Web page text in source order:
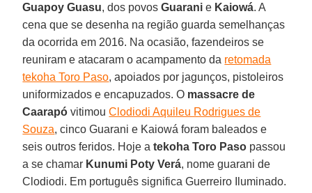
Guapoy Guasu, dos povosGuarani e Kaiowá. A
cena que se desenha na região guarda semelhanças
da ocorrida em 2016. Na ocasião, fazendeiros se
reuniram e atacaram o acampamento da retomada
tekoha Toro Paso, apoiados por jagunços, pistoleiros
uniformizados e encapuzados. O massacre de
Caarapó vitimouClodiodi Aquileu Rodrigues de
Souza, cinco Guarani e Kaiowá foram baleados e
seis outros feridos. Hoje atekoha Toro Paso passou
a se chamar Kunumi Poty Verá, nome guarani de
Clodiodi. Em português significa Guerreiro Iluminado.